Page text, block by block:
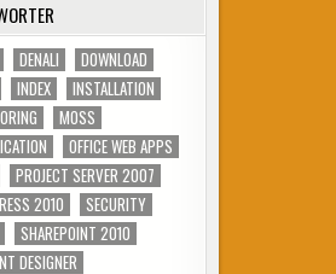
DENALI
DOWNLOAD
INDEX
INSTALLATION
MOSS
OFFICE WEB APPS
PROJECT SERVER 2007
2010
SECURITY
SHAREPOINT 2010
DESIGNER